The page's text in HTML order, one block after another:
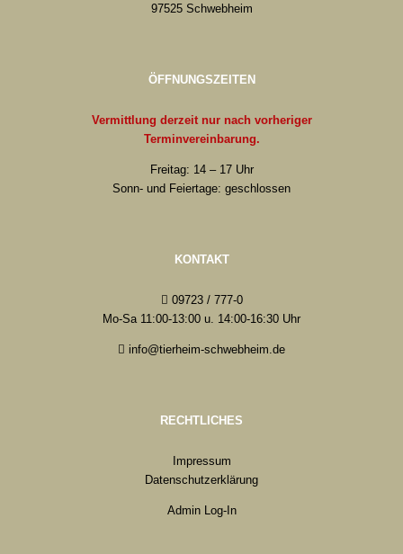
97525 Schwebheim
ÖFFNUNGSZEITEN
Vermittlung derzeit nur nach vorheriger
Terminvereinbarung.
Freitag: 14 – 17 Uhr
Sonn- und Feiertage: geschlossen
KONTAKT
09723 / 777-0
Mo-Sa 11:00-13:00 u. 14:00-16:30 Uhr
info@tierheim-schwebheim.de
RECHTLICHES
Impressum
Datenschutzerklärung
Admin Log-In